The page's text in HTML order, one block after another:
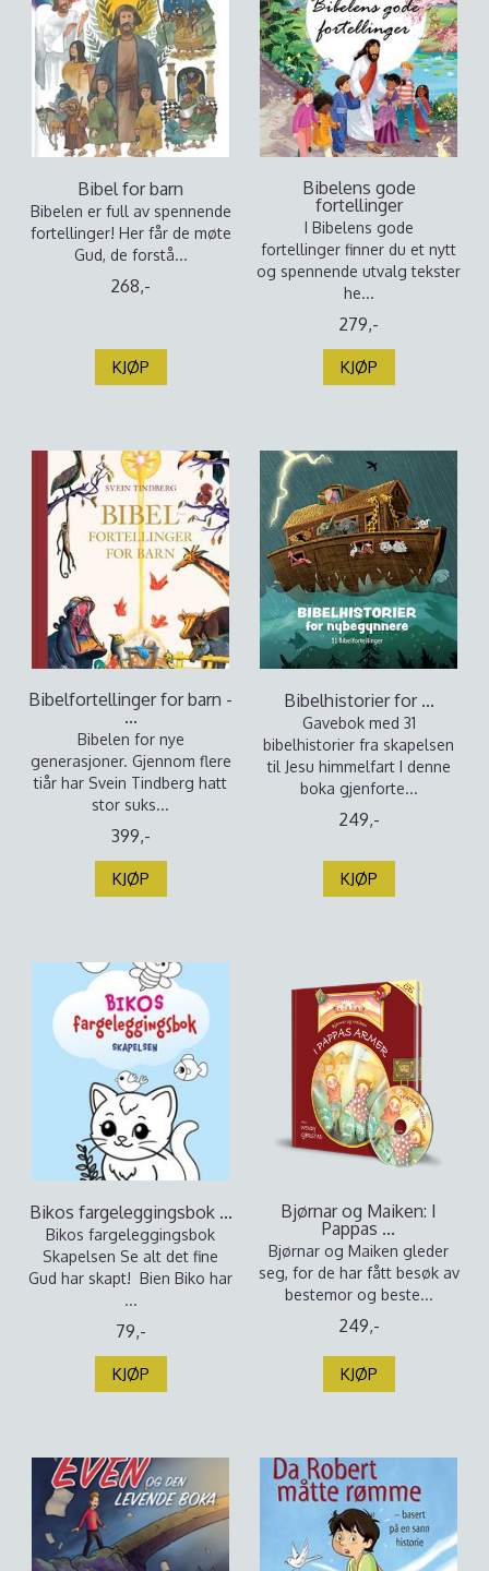
Bibel for barn
Bibelen er full av spennende
fortellinger! Her får de møte
Gud, de forstå...
268,-
KJØP
Bibelens gode
fortellinger
I Bibelens gode
fortellinger finner du et nytt
og spennende utvalg tekster
he...
279,-
KJØP
Bibelfortellinger for barn -
...
Bibelen for nye
generasjoner. Gjennom flere
tiår har Svein Tindberg hatt
stor suks...
399,-
KJØP
Bibelhistorier for ...
Gavebok med 31
bibelhistorier fra skapelsen
til Jesu himmelfart I denne
boka gjenforte...
249,-
KJØP
Bikos fargeleggingsbok ...
Bikos fargeleggingsbok
Skapelsen Se alt det fine
Gud har skapt! Bien Biko har
...
79,-
KJØP
Bjørnar og Maiken: I
Pappas ...
Bjørnar og Maiken gleder
seg, for de har fått besøk av
bestemor og beste...
249,-
KJØP